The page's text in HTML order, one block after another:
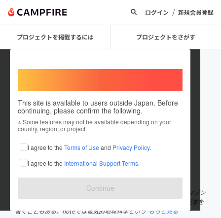
ログイン / 新規会員登録
プロジェクトを掲載するには プロジェクトをさがす
This site is available to users outside Japan. Before
continuing, please confirm the following.
※ Some features may not be available depending on your
country, region, or project.
I agree to the Terms of Use and Privacy Policy.
I agree to the International Support Terms.
Continue
Kazunori Miura
これまでに4件のプロジェクトを投稿しています
在住国：日本 現在地：山形県
出身国：日本 出身地：山形県
ネット販売ハムスクエアを主催。ヤフーオークション、eBay、アマゾン
などで出品中。電子部品からオートバイ用品までを扱う。ムーに記事を
書くこともある。noteでは電気的地球科学という もっと見る